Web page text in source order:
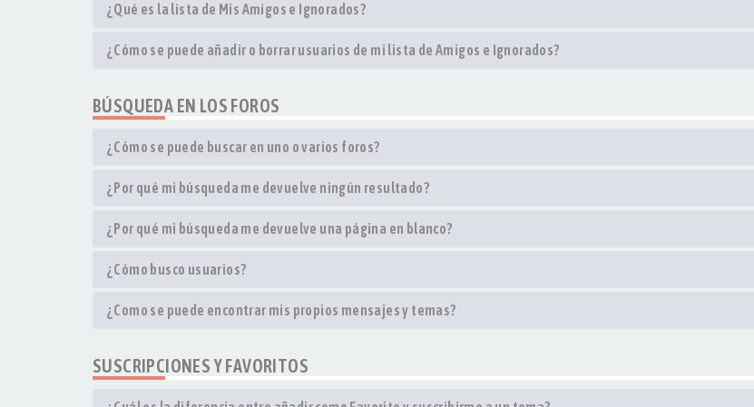
¿Qué es la lista de Mis Amigos e Ignorados?
¿Cómo se puede añadir o borrar usuarios de mi lista de Amigos e Ignorados?
BÚSQUEDA EN LOS FOROS
¿Cómo se puede buscar en uno o varios foros?
¿Por qué mi búsqueda me devuelve ningún resultado?
¿Por qué mi búsqueda me devuelve una página en blanco?
¿Cómo busco usuarios?
¿Como se puede encontrar mis propios mensajes y temas?
SUSCRIPCIONES Y FAVORITOS